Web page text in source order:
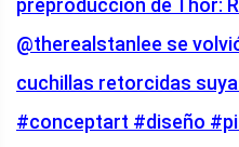
preproducción de Thor:
@therealstanlee se
cuchillas retorcidas
#conceptart #diseño